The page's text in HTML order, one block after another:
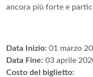
ancora più forte e
Data Inizio: 01 marzo
Data Fine: 03 aprile
Costo del biglietto: